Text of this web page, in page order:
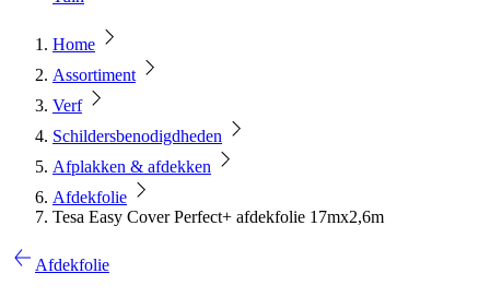
Home
Assortiment
Verf
Schildersbenodigdheden
Afplakken & afdekken
Afdekfolie
Tesa Easy Cover Perfect+ afdekfolie 17mx2,6m
Afdekfolie